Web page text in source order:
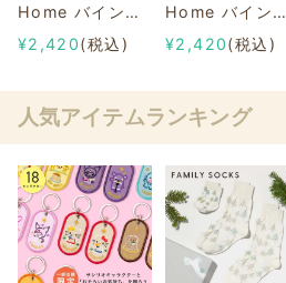
Home バインダーアルバム〈M〉シンプルセット
¥2,420(税込)
Home バインダーアルバム リフィル まとめ買いセット(20枚)
¥2,420(税込)
人気アイテムランキング